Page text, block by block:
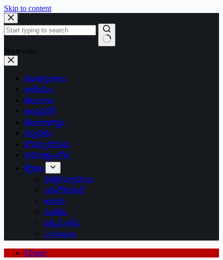
Skip to content
No results
ముఖ్యాంశాలు
జాతీయం
తెలంగాణ
ఆంధ్రప్రదేశ్
తెలంగాణార్థం
సన్నివేశం
బొమ్మా బొరుసు
సాహిత్యం-శోభ
శీర్షికలు
ప్రత్యేక వ్యాసాలు
ఎడిటోరియల్
అరుగు
సంకేతం
దక్కన్.కామ్
24 గంటలు
EPaper